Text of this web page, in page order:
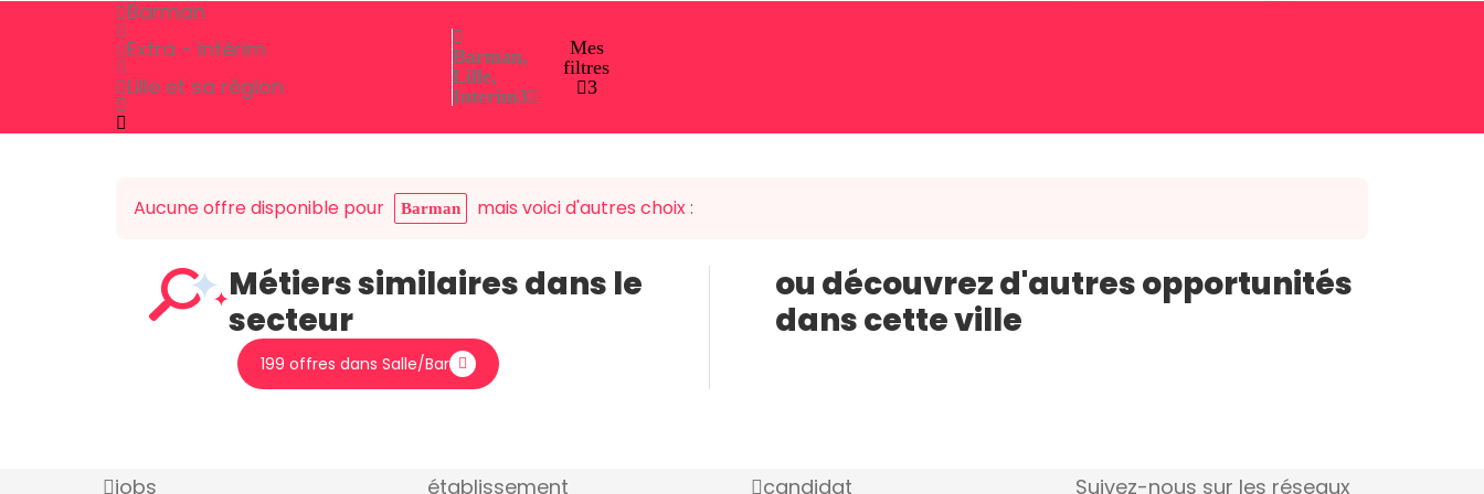
Barman
Extra - Intérim
Lille et sa région
Barman,
Lille,
Interim3
Mes
filtres
3
Aucune offre disponible pour Barman mais voici d'autres choix :
Métiers similaires dans le
secteur
199 offres dans Salle/Bar
ou découvrez d'autres opportunités
dans cette ville
jobs établissement candidat Suivez-nous sur les réseaux